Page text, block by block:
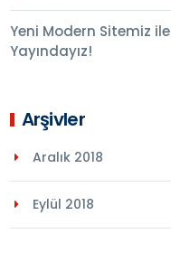
Yeni Modern Sitemiz ile
Yayındayız!
Arşivler
Aralık 2018
Eylül 2018